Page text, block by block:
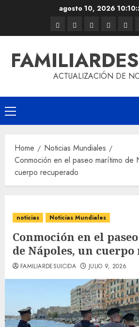
agosto 10, 2026
ACTUALIZACIÓN DE
Home
Noticias Mundiales
Conmoción en el paseo marítimo de
cuerpo recuperado
noticias Noticias Mundiales
Conmoción en el
de Nápoles, un
FAMILIARDESUICIDA JULIO 9, 2026